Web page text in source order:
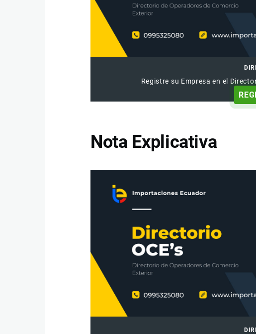
Registre su Empresa en el
Nota Explicativa